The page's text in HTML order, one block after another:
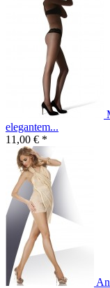
elegantem...
11,00 € *